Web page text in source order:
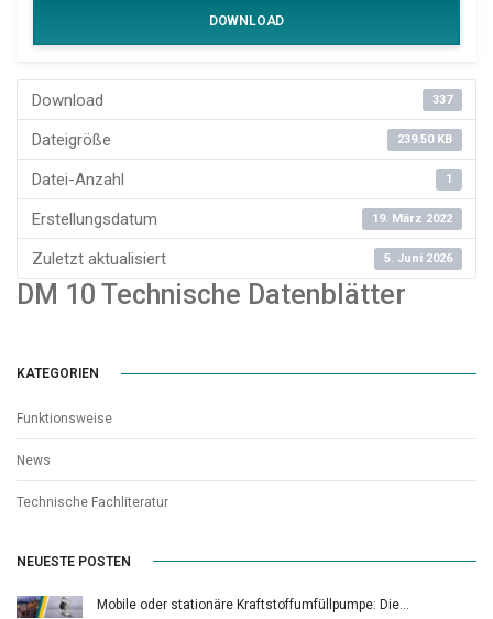
DOWNLOAD
Download 337
Dateigröße 239.50 KB
Datei-Anzahl 1
Erstellungsdatum 19. März 2022
Zuletzt aktualisiert 5. Juni 2026
DM 10 Technische Datenblätter
KATEGORIEN
Funktionsweise
News
Technische Fachliteratur
NEUESTE POSTEN
Mobile oder stationäre Kraftstoffumfüllpumpe: Die…